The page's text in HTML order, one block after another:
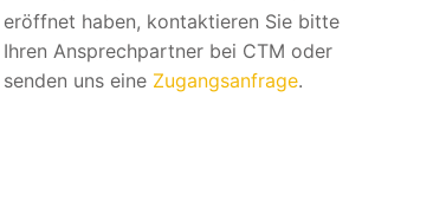
eröffnet haben, kontaktieren Sie bitte
Ihren Ansprechpartner bei CTM oder
senden uns eine Zugangsanfrage.